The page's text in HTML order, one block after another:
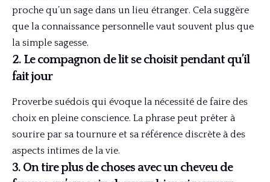
proche qu’un sage dans un lieu étranger. Cela suggère
que la connaissance personnelle vaut souvent plus que
la simple sagesse.
2. Le compagnon de lit se choisit pendant qu’il
fait jour
Proverbe suédois qui évoque la nécessité de faire des
choix en pleine conscience. La phrase peut prêter à
sourire par sa tournure et sa référence discrète à des
aspects intimes de la vie.
3. On tire plus de choses avec un cheveu de